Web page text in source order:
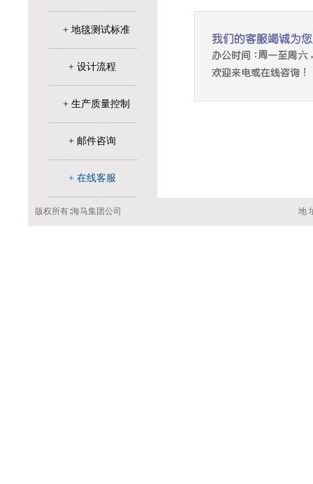
+ 地毯测试标准
+ 设计流程
+ 生产质量控制
+ 邮件咨询
+ 在线客服
版权所有∶海马集团公司 地